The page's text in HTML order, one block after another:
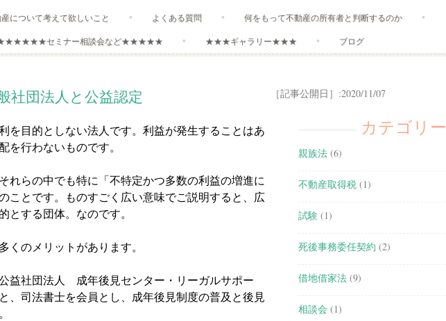
について考えて欲しいこと よくある質問 何をもって不動産の所有者と判断するのか
セミナー相談会など★★★★★ ★★★ギャラリー★★★ ブログ
［記事公開日］:2020/11/07
社団法人と公益認定
を目的としない法人です。利益が発生することはあ
を行わないものです。
れらの中でも特に「不特定かつ多数の利益の増進に
ことです。ものすごく広い意味でご説明すると、広
とする団体。なのです。
くのメリットがあります。
益社団法人 成年後見センター・リーガルサポー
、司法書士を会員とし、成年後見制度の普及と後見
カテゴリー
親族法 (6)
不動産取得税 (1)
試験 (1)
死後事務委任契約 (2)
借地借家法 (9)
相談会 (1)